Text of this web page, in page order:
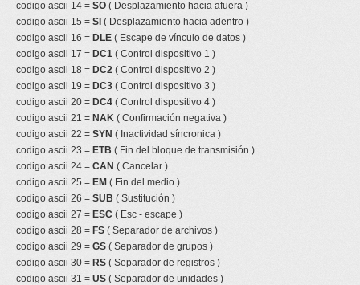
codigo ascii 14 = SO ( Desplazamiento hacia afuera )
codigo ascii 15 = SI ( Desplazamiento hacia adentro )
codigo ascii 16 = DLE ( Escape de vínculo de datos )
codigo ascii 17 = DC1 ( Control dispositivo 1 )
codigo ascii 18 = DC2 ( Control dispositivo 2 )
codigo ascii 19 = DC3 ( Control dispositivo 3 )
codigo ascii 20 = DC4 ( Control dispositivo 4 )
codigo ascii 21 = NAK ( Confirmación negativa )
codigo ascii 22 = SYN ( Inactividad síncronica )
codigo ascii 23 = ETB ( Fin del bloque de transmisión )
codigo ascii 24 = CAN ( Cancelar )
codigo ascii 25 = EM ( Fin del medio )
codigo ascii 26 = SUB ( Sustitución )
codigo ascii 27 = ESC ( Esc - escape )
codigo ascii 28 = FS ( Separador de archivos )
codigo ascii 29 = GS ( Separador de grupos )
codigo ascii 30 = RS ( Separador de registros )
codigo ascii 31 = US ( Separador de unidades )